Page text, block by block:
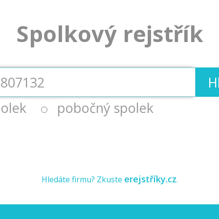
Spolkový rejstřík
pobočný spolek
Hledáte firmu? Zkuste erejstříky.cz.